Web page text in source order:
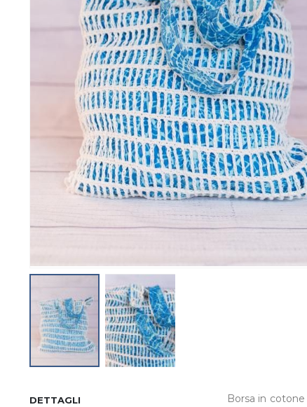
DETTAGLI Borsa in